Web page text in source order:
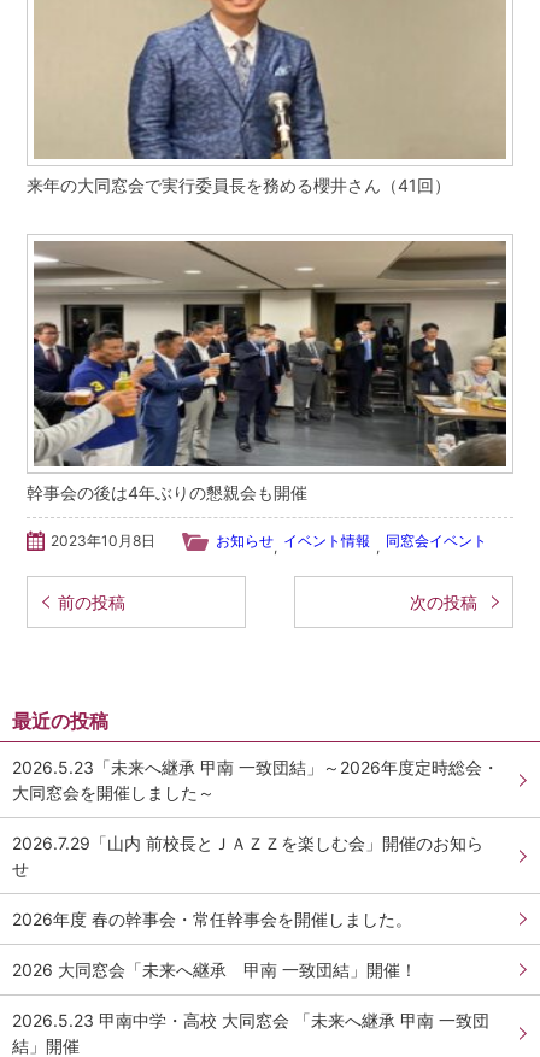
来年の大同窓会で実行委員長を務める櫻井さん（41回）
幹事会の後は4年ぶりの懇親会も開催
2023年10月8日 お知らせ, イベント情報 , 同窓会イベント
前の投稿 次の投稿
最近の投稿
2026.5.23「未来へ継承 甲南 一致団結」～2026年度定時総会・
大同窓会を開催しました～
2026.7.29「山内 前校長とＪＡＺＺを楽しむ会」開催のお知ら
せ
2026年度 春の幹事会・常任幹事会を開催しました。
2026 大同窓会「未来へ継承 甲南 一致団結」開催！
2026.5.23 甲南中学・高校 大同窓会 「未来へ継承 甲南 一致団
結」開催